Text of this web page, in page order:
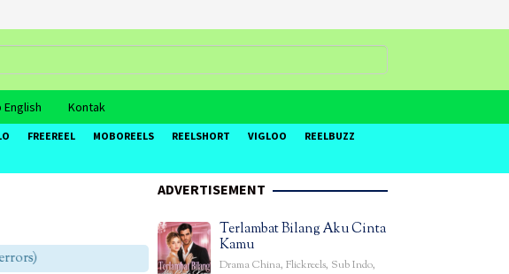
English Kontak
FREEREEL MOBOREELS REELSHORT VIGLOO
REELBUZZ
ADVERTISEMENT
Terlambat Bilang Aku Cinta
Kamu
Drama China, Flickreels, Sub Indo,